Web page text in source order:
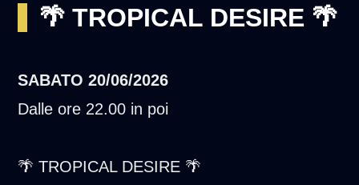
🌴 TROPICAL DESIRE 🌴
SABATO 20/06/2026
Dalle ore 22.00 in poi
🌴 TROPICAL DESIRE 🌴